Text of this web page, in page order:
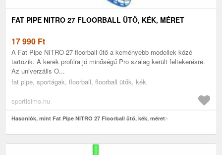
FAT PIPE NITRO 27 FLOORBALL ÜTŐ, KÉK, MÉRET
17 990 Ft
A Fat Pipe NITRO 27 floorball ütő a keményebb modellek közé
tartozik. A kerek profilra jó minőségű Pro szalag került feltekerésre.
Az univerzális O...
fat pipe, sportágak, floorball, floorball ütők, kék
sportisimo.hu
Hasonlók, mint Fat Pipe NITRO 27 Floorball ütő, kék, méret